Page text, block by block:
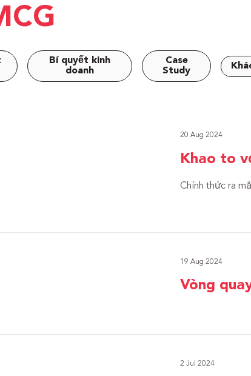
Bí quyết kinh
doanh
Case
Study
20 Aug 2024
Khao to
Chính thức ra
19 Aug 2024
Vòng
2 Jul 2024